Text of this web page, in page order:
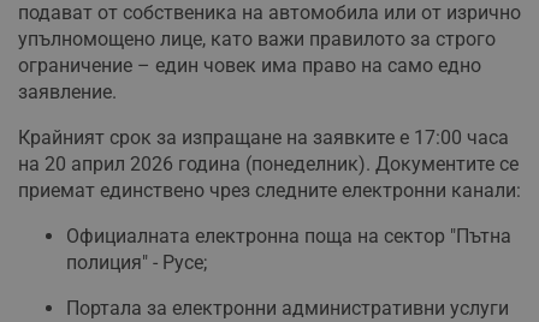
подават от собственика на автомобила или от изрично
упълномощено лице, като важи правилото за строго
ограничение – един човек има право на само едно
заявление.
Крайният срок за изпращане на заявките е 17:00 часа
на 20 април 2026 година (понеделник). Документите се
приемат единствено чрез следните електронни канали:
Официалната електронна поща на сектор "Пътна
полиция" - Русе;
Портала за електронни административни услуги